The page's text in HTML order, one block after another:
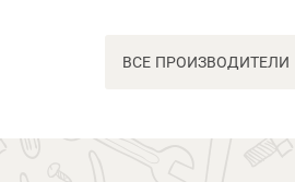
ВСЕ ПРОИЗВОДИТЕЛИ